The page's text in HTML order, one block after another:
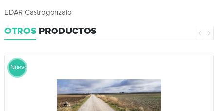
EDAR Castrogonzalo
OTROS PRODUCTOS
Nuevo